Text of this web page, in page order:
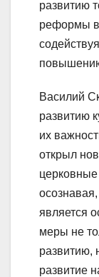
развитию
реформы в
Василий
развитию
их
открыл
является
меры не
развитию,
развитие